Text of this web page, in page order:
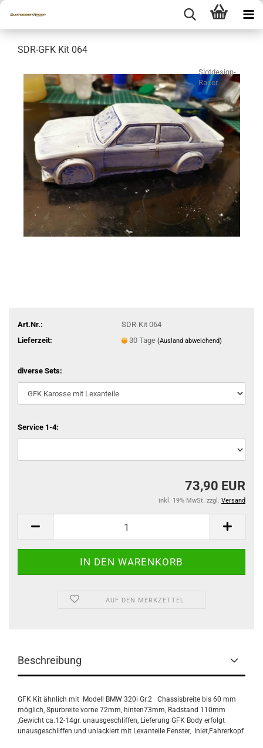
SDR-GFK Kit 064
Slotdesign-
Racer
Art.Nr.:
SDR-Kit 064
Lieferzeit:
30 Tage (Ausland abweichend)
diverse Sets:
Service 1-4:
73,90 EUR
inkl. 19% MwSt. zzgl. Versand
AUF DEN MERKZETTEL
Beschreibung
GFK Kit ähnlich mit Modell BMW 320i Gr.2 Chassisbreite bis 60 mm
möglich, Spurbreite vorne 72mm, hinten73mm, Radstand 110mm
,Gewicht ca.12-14gr. unausgeschliffen, Lieferung GFK Body erfolgt
unausgeschliffen und unlackiert mit Lexanteile Fenster, Inlet,Fahrerkopf